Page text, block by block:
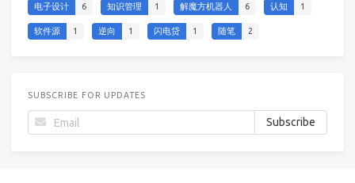
电子设计 6 知识管理 1 解魔方机器人 6 认知 1
软件源 1 逆向 1 闪电贷 1 随笔 2
SUBSCRIBE FOR UPDATES